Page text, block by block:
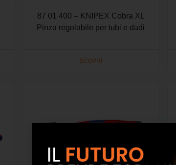
87 01 400 – KNIPEX Cobra XL
Pinza regolabile per tubi e dadi
SCOPRI